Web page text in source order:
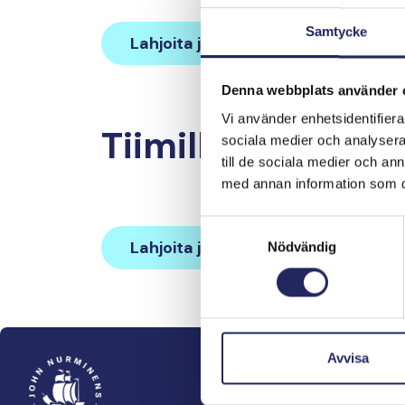
Samtycke
Denna webbplats använder
Vi använder
sociala medier och
till de sociala medier och
med annan information som
Samtyckesval
Nödvändig
Avvisa
Lahjoita ja liity tähän tiimiin
Tiimille tehdyt
Lahjoita ja liity tähän tiimiin